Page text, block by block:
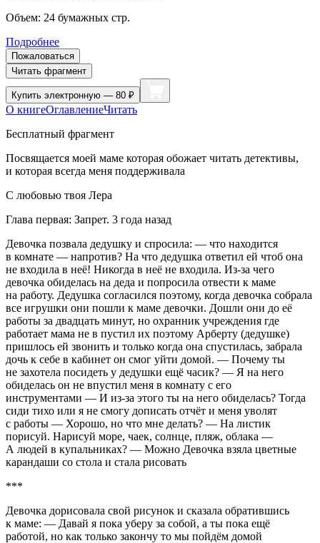
Объем: 24 бумажных стр.
Подробнее
Пожаловаться
Читать фрагмент
Купить электронную — 80 ₽
О книгеОглавлениеЧитать
Бесплатный фрагмент
Посвящается моей маме которая обожает читать детективы,
и которая всегда меня поддерживала
С любовью твоя Лера
Глава первая: Запрет. 3 года назад
Девочка позвала дедушку и спросила: — что находится
в комнате — напротив? На что дедушка ответил ей чтоб она
не входила в неё! Никогда в неё не входила. Из-за чего
девочка обиделась на деда и попросила отвести к маме
на работу. Дедушка согласился поэтому, когда девочка собрала
все игрушки они пошли к маме девочки. Дошли они до её
работы за двадцать минут, но охранник учреждения где
работает мама не в пустил их поэтому Арберту (дедушке)
пришлось ей звонить и только когда она спустилась, забрала
дочь к себе в кабинет он смог уйти домой. — Почему ты
не захотела посидеть у дедушки ещё часик? — Я на него
обиделась он не впустил меня в комнату с его
инструментами — И из-за этого ты на него обиделась? Тогда
сиди тихо или я не смогу дописать отчёт и меня уволят
с работы — Хорошо, но что мне делать? — На листик
порисуй. Нарисуй море, чаек, солнце, пляж, облака —
А людей в купальниках? — Можно Девочка взяла цветные
карандаши со стола и стала рисовать
***
Девочка дорисовала свой рисунок и сказала обратившись
к маме: — Давай я пока уберу за собой, а ты пока ещё
работой, но как только закончу то мы пойдём домой